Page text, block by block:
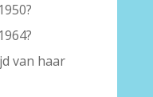
van haar